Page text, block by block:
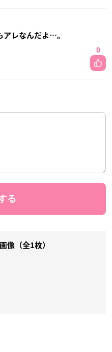
アレなんだよ…。
0
像（全1枚）